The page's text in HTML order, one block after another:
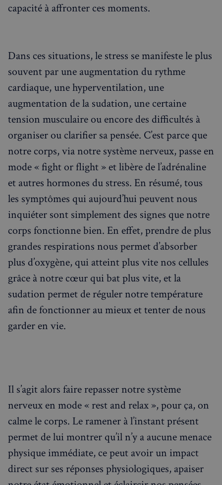
RECHERCHES POPULAIRES
capacité à affronter ces moments.
Dans ces situations, le stress se manifeste le plus
souvent par une augmentation du rythme
cardiaque, une hyperventilation, une
augmentation de la sudation, une certaine
tension musculaire ou encore des difficultés à
organiser ou clarifier sa pensée. C’est parce que
notre corps, via notre système nerveux, passe en
mode « fight or flight » et libère de l’adrénaline
et autres hormones du stress. En résumé, tous
les symptômes qui aujourd’hui peuvent nous
inquiéter sont simplement des signes que notre
corps fonctionne bien. En effet, prendre de plus
grandes respirations nous permet d’absorber
plus d’oxygène, qui atteint plus vite nos cellules
grâce à notre cœur qui bat plus vite, et la
sudation permet de réguler notre température
afin de fonctionner au mieux et tenter de nous
garder en vie.
Il s’agit alors faire repasser notre système
nerveux en mode « rest and relax », pour ça, on
calme le corps. Le ramener à l’instant présent
permet de lui montrer qu’il n’y a aucune menace
physique immédiate, ce peut avoir un impact
direct sur ses réponses physiologiques, apaiser